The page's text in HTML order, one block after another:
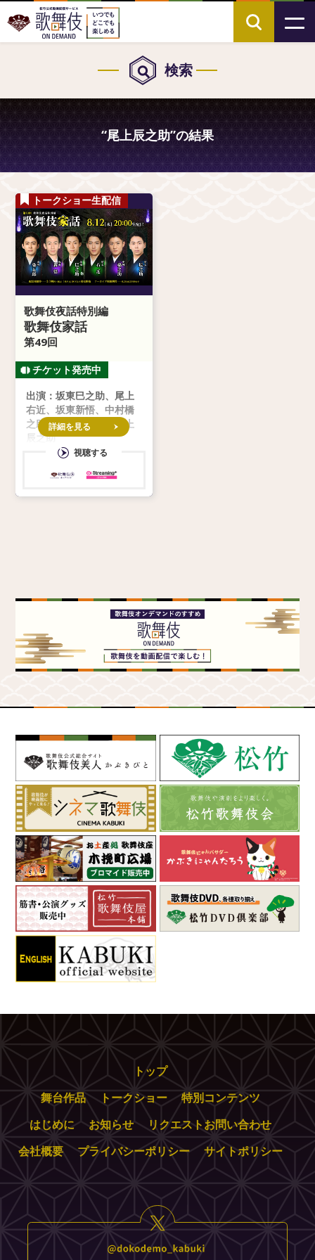
検索
“尾上辰之助”の結果
トークショー生配信
歌舞伎夜話特別編
歌舞伎家話
第49回
出演：坂東巳之助、尾上
右近、坂東新悟、中村橋
之助、市川染五郎、尾上
辰之助
詳細を見る
視聴する
トップ
舞台作品
トークショー
特別コンテンツ
はじめに
お知らせ
リクエストお問い合わせ
会社概要
プライバシーポリシー サイトポリシー